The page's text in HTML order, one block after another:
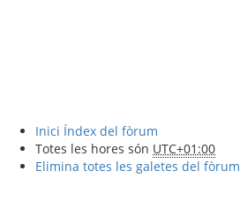
Inici Índex del fòrum
Totes les hores són UTC+01:00
Elimina totes les galetes del fòrum